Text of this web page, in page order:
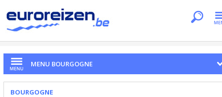
MENU BOURGOGNE
BOURGOGNE